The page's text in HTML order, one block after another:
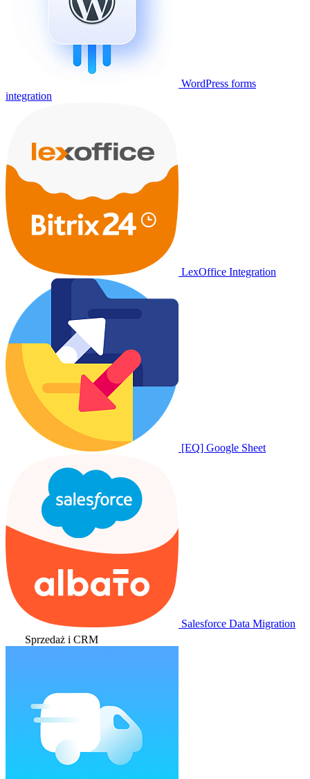
WordPress forms
integration
LexOffice Integration
[EQ] Google Sheet
Salesforce Data Migration
Sprzedaż i CRM